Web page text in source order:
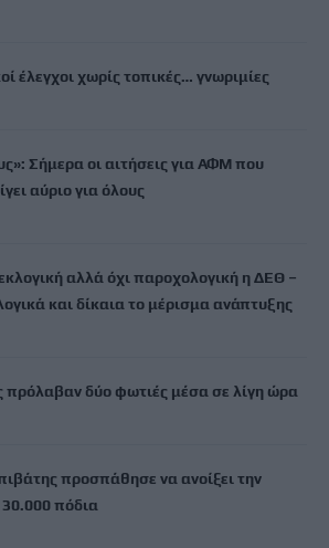
έλεγχοι χωρίς τοπικές… γνωριμίες
Σήμερα οι αιτήσεις για ΑΦΜ που
αύριο για όλους
αλλά όχι παροχολογική η ΔΕΘ –
και δίκαια το μέρισμα ανάπτυξης
πρόλαβαν δύο φωτιές μέσα σε λίγη ώρα
προσπάθησε να ανοίξει την
πόδια